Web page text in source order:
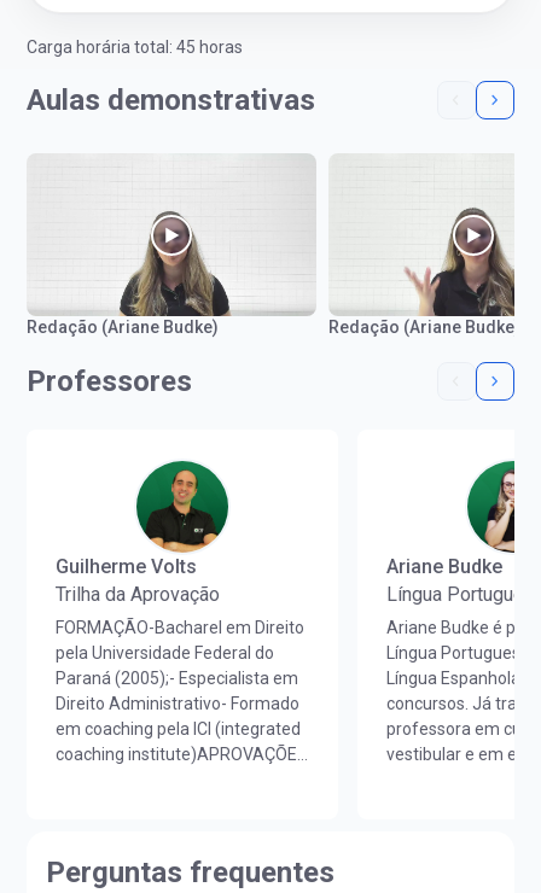
Carga horária total: 45 horas
Aulas demonstrativas
Redação (Ariane Budke) Redação (Ariane Budke)
Professores
Guilherme Volts
Trilha da Aprovação
FORMAÇÃO-Bacharel em Direito
pela Universidade Federal do
Paraná (2005);- Especialista em
Direito Administrativo- Formado
em coaching pela ICI (integrated
coaching institute)APROVAÇÕES
30º lugar 2008);- Polícia
Ariane Budke
Língua
Ariane Budke é
Língua Portuguesa,
Língua Espanhola
concursos. Já
professora em
vestibular e em
Perguntas frequentes